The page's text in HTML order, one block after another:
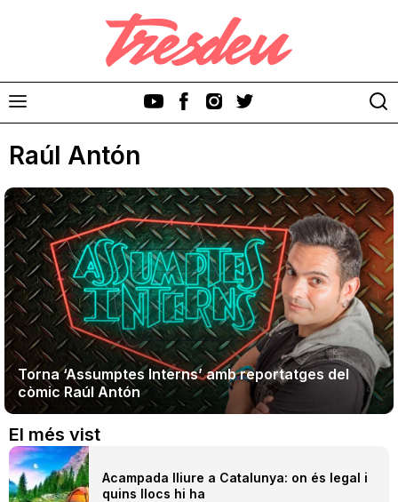
Discos
Videoclips
Cinema i Televisió
Festivals
Teatre
Raúl Antón
Torna ‘Assumptes Interns’ amb reportatges del
còmic Raúl Antón
El més vist
Acampada lliure a Catalunya: on és legal i
quins llocs hi ha